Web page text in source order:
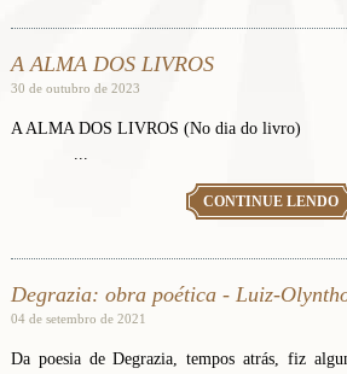
A ALMA DOS LIVROS
30 de outubro de 2023
A ALMA DOS LIVROS
...
CONTINUE LENDO
Degrazia: obra poética - Luiz-
04 de setembro de 2021
Da poesia de Degrazia, tempos atrás, fiz